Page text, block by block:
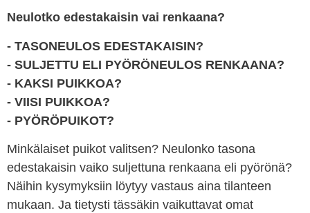
Neulotko edestakaisin vai renkaana?
- TASONEULOS EDESTAKAISIN?
- SULJETTU ELI PYÖRÖNEULOS RENKAANA?
- KAKSI PUIKKOA?
- VIISI PUIKKOA?
- PYÖRÖPUIKOT?
Minkälaiset puikot valitsen? Neulonko tasona
edestakaisin vaiko suljettuna renkaana eli pyörönä?
Näihin kysymyksiin löytyy vastaus aina tilanteen
mukaan. Ja tietysti tässäkin vaikuttavat omat